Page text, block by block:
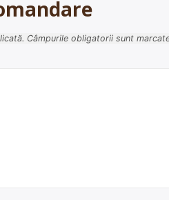
Câmpurile obligatorii sunt